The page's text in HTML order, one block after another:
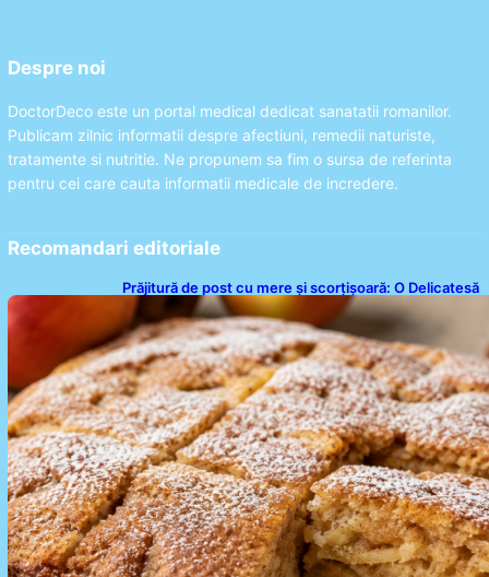
Despre noi
DoctorDeco este un portal medical dedicat sanatatii romanilor.
Publicam zilnic informatii despre afectiuni, remedii naturiste,
tratamente si nutritie. Ne propunem sa fim o sursa de referinta
pentru cei care cauta informatii medicale de incredere.
Recomandari editoriale
Prăjitură de post cu mere și scorțișoară: O Delicatesă
Dulce pentru Postul Adormirii Maicii Domnului